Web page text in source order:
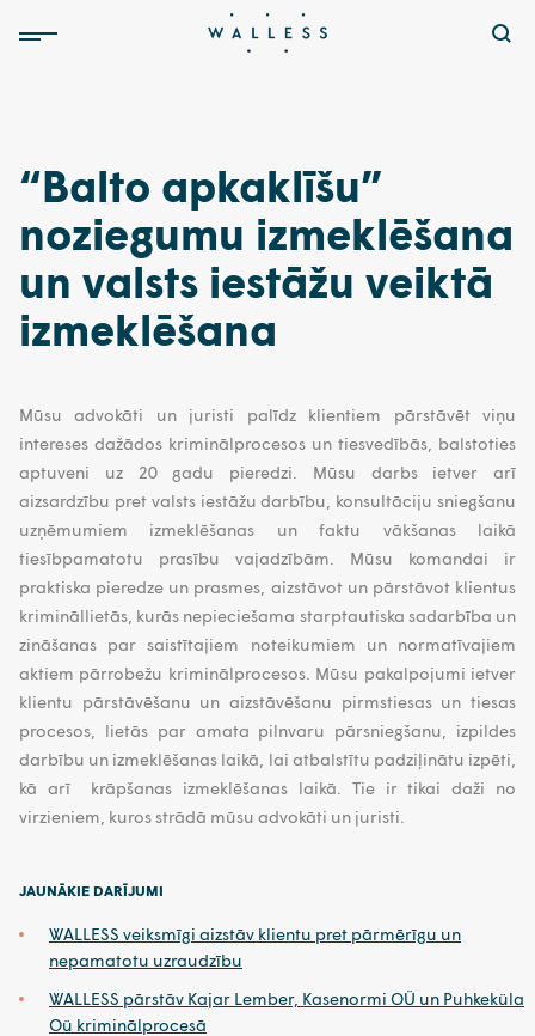
“Balto apkaklīšu”
noziegumu izmeklēšana
un valsts iestāžu veiktā
izmeklēšana
Mūsu advokāti un juristi palīdz klientiem pārstāvēt viņu
intereses dažādos kriminālprocesos un tiesvedībās, balstoties
aptuveni uz 20 gadu pieredzi. Mūsu darbs ietver arī
aizsardzību pret valsts iestāžu darbību, konsultāciju sniegšanu
uzņēmumiem izmeklēšanas un faktu vākšanas laikā
tiesībpamatotu prasību vajadzībām. Mūsu komandai ir
praktiska pieredze un prasmes, aizstāvot un pārstāvot klientus
krimināllietās, kurās nepieciešama starptautiska sadarbība un
zināšanas par saistītajiem noteikumiem un normatīvajiem
aktiem pārrobežu kriminālprocesos. Mūsu pakalpojumi ietver
klientu pārstāvēšanu un aizstāvēšanu pirmstiesas un tiesas
procesos, lietās par amata pilnvaru pārsniegšanu, izpildes
darbību un izmeklēšanas laikā, lai atbalstītu padziļinātu izpēti,
kā arī krāpšanas izmeklēšanas laikā. Tie ir tikai daži no
virzieniem, kuros strādā mūsu advokāti un juristi.
JAUNĀKIE DARĪJUMI
WALLESS veiksmīgi aizstāv klientu pret pārmērīgu un
nepamatotu uzraudzību
WALLESS pārstāv Kajar Lember, Kasenormi OÜ un Puhkeküla
Oü kriminālprocesā